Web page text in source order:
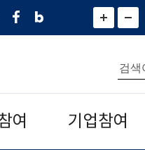
페
네
그
)
화
면
면
소
통
합
검
색
여 기업참여